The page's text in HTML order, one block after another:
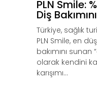
PLN Smile:
Diş
Türkiye, sağlık
PLN Smile, en
bakımını
olarak kendini
karışımı...